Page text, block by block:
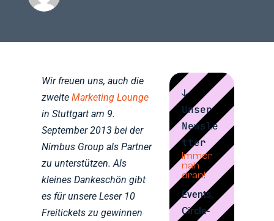
Wir freuen uns, auch die
zweiteMarketing Lounge
in Stuttgart am 9.
September 2013 bei der
Nimbus Group als Partner
zu unterstützen. Als
kleines Dankeschön gibt
es für unsere Leser 10
Freitickets zu gewinnen
↓
Unser
Newsle
tter
Immer
nah
dran!
Events,
Circle-